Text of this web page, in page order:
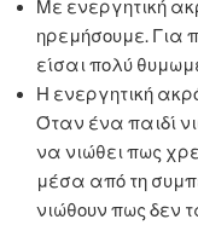
Με ενεργητική
ηρεμήσουμε. Για
είσαι πολύ
Η ενεργητική
Όταν ένα παιδί
να νιώθει πως
μέσα από τη
νιώθουν πως δεν